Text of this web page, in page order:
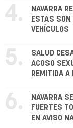
4.
NAVARRA
ESTAS SON
VEHÍCULOS
5.
SALUD
ACOSO
REMITIDA
6.
NAVARRA
FUERTES
EN AVISO